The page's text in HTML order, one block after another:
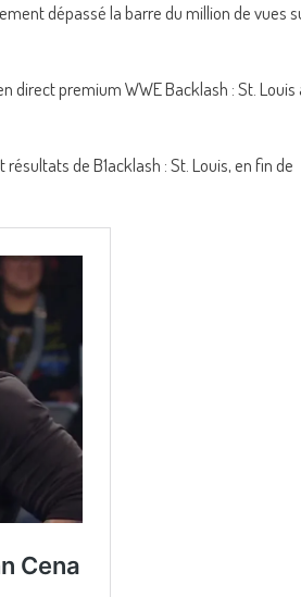
dépassé la barre du million de vues
direct premium WWE Backlash : St. Louis
de B1acklash : St. Louis, en fin de